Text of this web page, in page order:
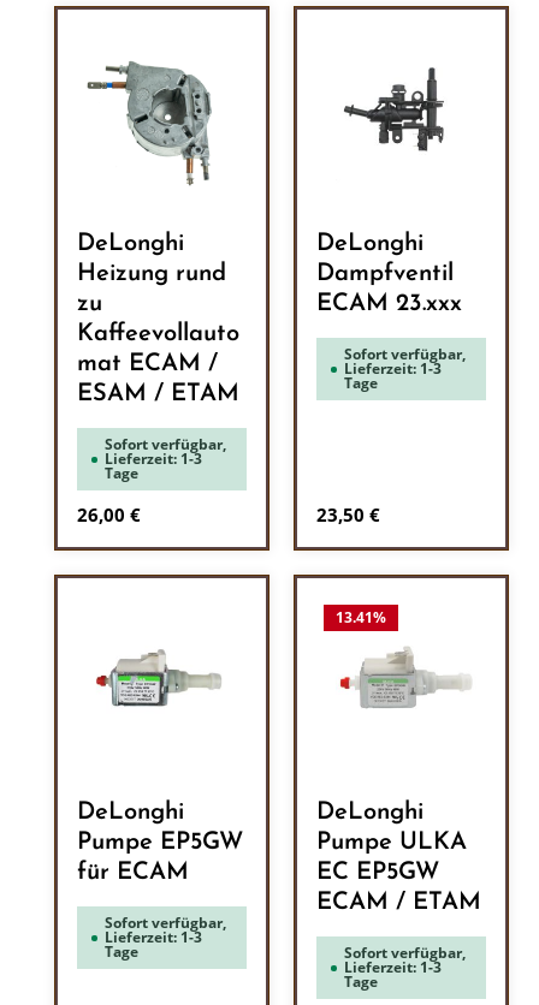
DeLonghi
Heizung rund
zu
Kaffeevollauto
mat ECAM /
ESAM / ETAM
Sofort verfügbar,
Lieferzeit: 1-3
Tage
Regulärer Preis:
26,00 €
DeLonghi
Dampfventil
ECAM 23.xxx
Sofort verfügbar,
Lieferzeit: 1-3
Tage
Regulärer Preis:
23,50 €
DeLonghi
Pumpe EP5GW
für ECAM
Sofort verfügbar,
Lieferzeit: 1-3
Tage
13.41%
DeLonghi
Pumpe ULKA
EC EP5GW
ECAM / ETAM
Sofort verfügbar,
Lieferzeit: 1-3
Tage